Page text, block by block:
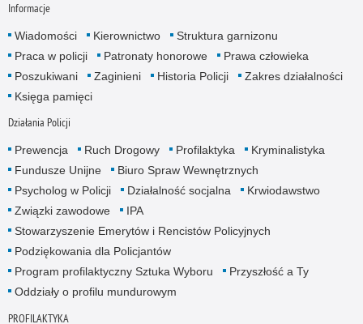
Informacje
Wiadomości Kierownictwo
Struktura garnizonu
Praca w policji
Patronaty honorowe
Prawa człowieka
Poszukiwani
Zaginieni Historia Policji
Zakres działalności
Księga pamięci
Działania Policji
Prewencja Ruch Drogowy Profilaktyka
Kryminalistyka
Fundusze Unijne
Biuro Spraw Wewnętrznych
Psycholog w Policji
Działalność socjalna
Krwiodawstwo
Związki zawodowe
IPA
Stowarzyszenie Emerytów i Rencistów Policyjnych
Podziękowania dla Policjantów
Program profilaktyczny Sztuka Wyboru
Przyszłość a Ty
Oddziały o profilu mundurowym
PROFILAKTYKA